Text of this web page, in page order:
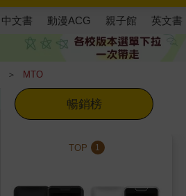
唯紅花綻放
奧德賽 路邊攤新作
中文書 動漫ACG 親子館 英文書
＞ MTO
暢銷榜
TOP 1